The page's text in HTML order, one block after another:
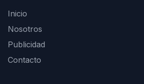
Inicio
Nosotros
Publicidad
Contacto